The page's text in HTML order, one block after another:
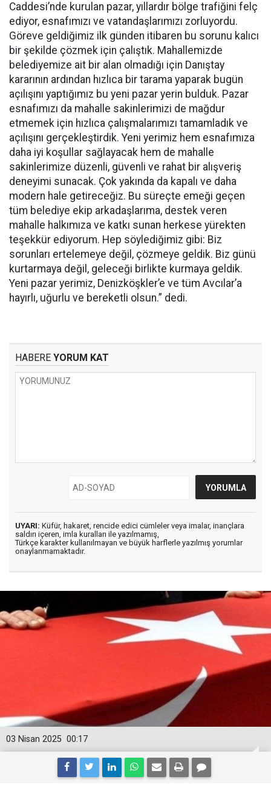
Caddesi’nde kurulan pazar, yıllardır bölge trafiğini felç
ediyor, esnafımızı ve vatandaşlarımızı zorluyordu.
Göreve geldiğimiz ilk günden itibaren bu sorunu kalıcı
bir şekilde çözmek için çalıştık. Mahallemizde
belediyemize ait bir alan olmadığı için Danıştay
kararının ardından hızlıca bir tarama yaparak bugün
açılışını yaptığımız bu yeni pazar yerin bulduk. Pazar
esnafımızı da mahalle sakinlerimizi de mağdur
etmemek için hızlıca çalışmalarımızı tamamladık ve
açılışını gerçekleştirdik. Yeni yerimiz hem esnafımıza
daha iyi koşullar sağlayacak hem de mahalle
sakinlerimize düzenli, güvenli ve rahat bir alışveriş
deneyimi sunacak. Çok yakında da kapalı ve daha
modern hale getireceğiz. Bu süreçte emeği geçen
tüm belediye ekip arkadaşlarıma, destek veren
mahalle halkımıza ve katkı sunan herkese yürekten
teşekkür ediyorum. Hep söylediğimiz gibi: Biz
sorunları ertelemeye değil, çözmeye geldik. Biz günü
kurtarmaya değil, geleceği birlikte kurmaya geldik.
Yeni pazar yerimiz, Denizköşkler’e ve tüm Avcılar’a
hayırlı, uğurlu ve bereketli olsun.” dedi.
HABERE YORUM KAT
UYARI: Küfür, hakaret, rencide edici cümleler veya imalar, inançlara
saldırı içeren, imla kuralları ile yazılmamış,
Türkçe karakter kullanılmayan ve büyük harflerle yazılmış yorumlar
onaylanmamaktadır.
00:17
03 Nisan 2025